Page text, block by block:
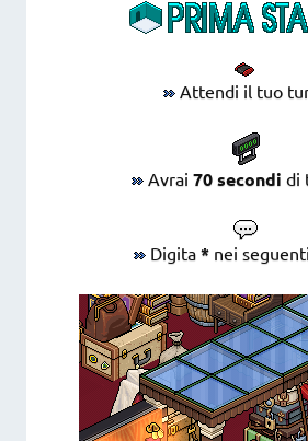
Attendi il tuo
Avrai 70 secondi di
Digita *nei